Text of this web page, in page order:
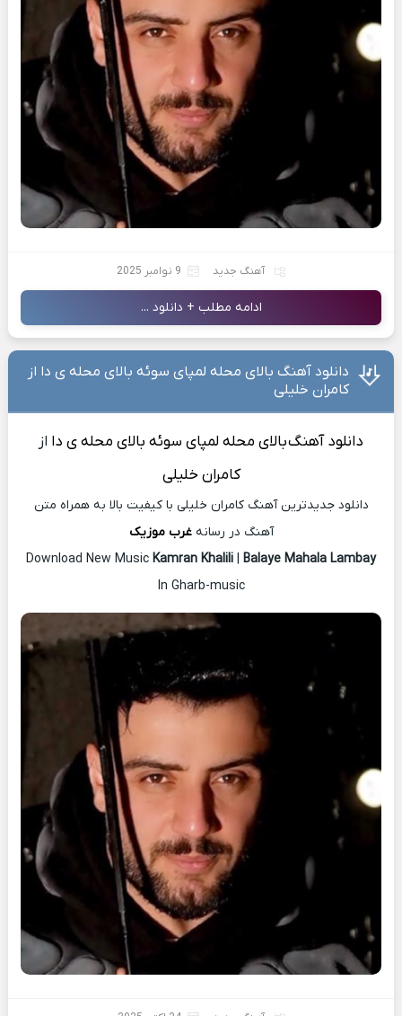
آهنگ جدید 9 نوامبر 2025
ادامه مطلب + دانلود ...
دانلود آهنگ بالای محله لمپای سوئه بالای محله ی دا از
کامران خلیلی
دانلود آهنگبالای محله لمپای سوئه بالای محله ی دا از
کامران خلیلی
دانلود جدیدترین آهنگ کامران خلیلی با کیفیت بالا به همراه متن
آهنگ در رسانهغرب موزیک
Download New Music Kamran Khalili | Balaye Mahala Lambay
In Gharb-music